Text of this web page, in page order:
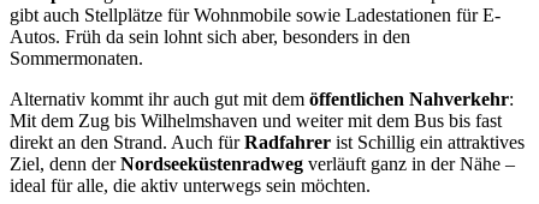
gibt auch Stellplätze für Wohnmobile sowie Ladestationen für E-
Autos. Früh da sein lohnt sich aber, besonders in den
Sommermonaten.
Alternativ kommt ihr auch gut mit dem öffentlichen Nahverkehr:
Mit dem Zug bis Wilhelmshaven und weiter mit dem Bus bis fast
direkt an den Strand. Auch fürRadfahrer ist Schillig ein attraktives
Ziel, denn derNordseeküstenradweg verläuft ganz in der Nähe –
ideal für alle, die aktiv unterwegs sein möchten.